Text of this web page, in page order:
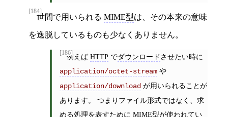
[184]
世間で用いられる MIME型は、その本来の意味
を逸脱しているものも少なくありません。
[186]例えばHTTPでダウンロードさせたい時に
application/octet-streamや
application/downloadが用いられることが
あります。 つまりファイル形式ではなく、求
める処理を表すために MIME型が使われてい